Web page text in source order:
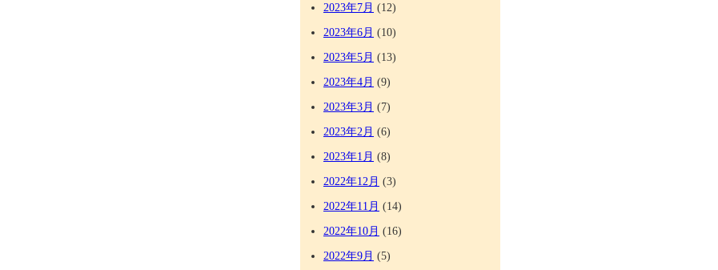
2023年7月 (12)
2023年6月 (10)
2023年5月 (13)
2023年4月 (9)
2023年3月 (7)
2023年2月 (6)
2023年1月 (8)
2022年12月 (3)
2022年11月 (14)
2022年10月 (16)
2022年9月 (5)